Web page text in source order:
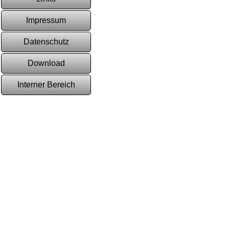
Impressum
Datenschutz
Download
Interner Bereich